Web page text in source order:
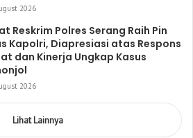
2026
Reskrim Polres Serang Raih Pin
Kapolri, Diapresiasi atas Respons
dan Kinerja Ungkap Kasus
2026
Lihat Lainnya